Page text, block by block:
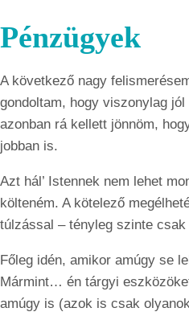
Pénzügyek
A következő nagy
gondoltam, hogy viszonylag
azonban rá kellett jönnöm,
jobban is.
Azt hál’ Istennek nem lehet
költeném. A kötelező
túlzással – tényleg szinte
Főleg idén, amikor amúgy se
Mármint… én tárgyi
amúgy is (azok is csak